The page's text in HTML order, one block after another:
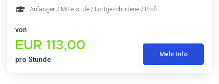
Anfänger / Mittelstufe / Fortgeschrittene / Profi
von
EUR 113,00
pro Stunde
Mehr Info